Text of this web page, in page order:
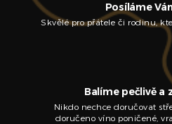
Posíláme
Skvělé pro přátele či rodinu,
Balíme pečlivě a
Nikdo nechce doručovat
doručeno víno poničené,